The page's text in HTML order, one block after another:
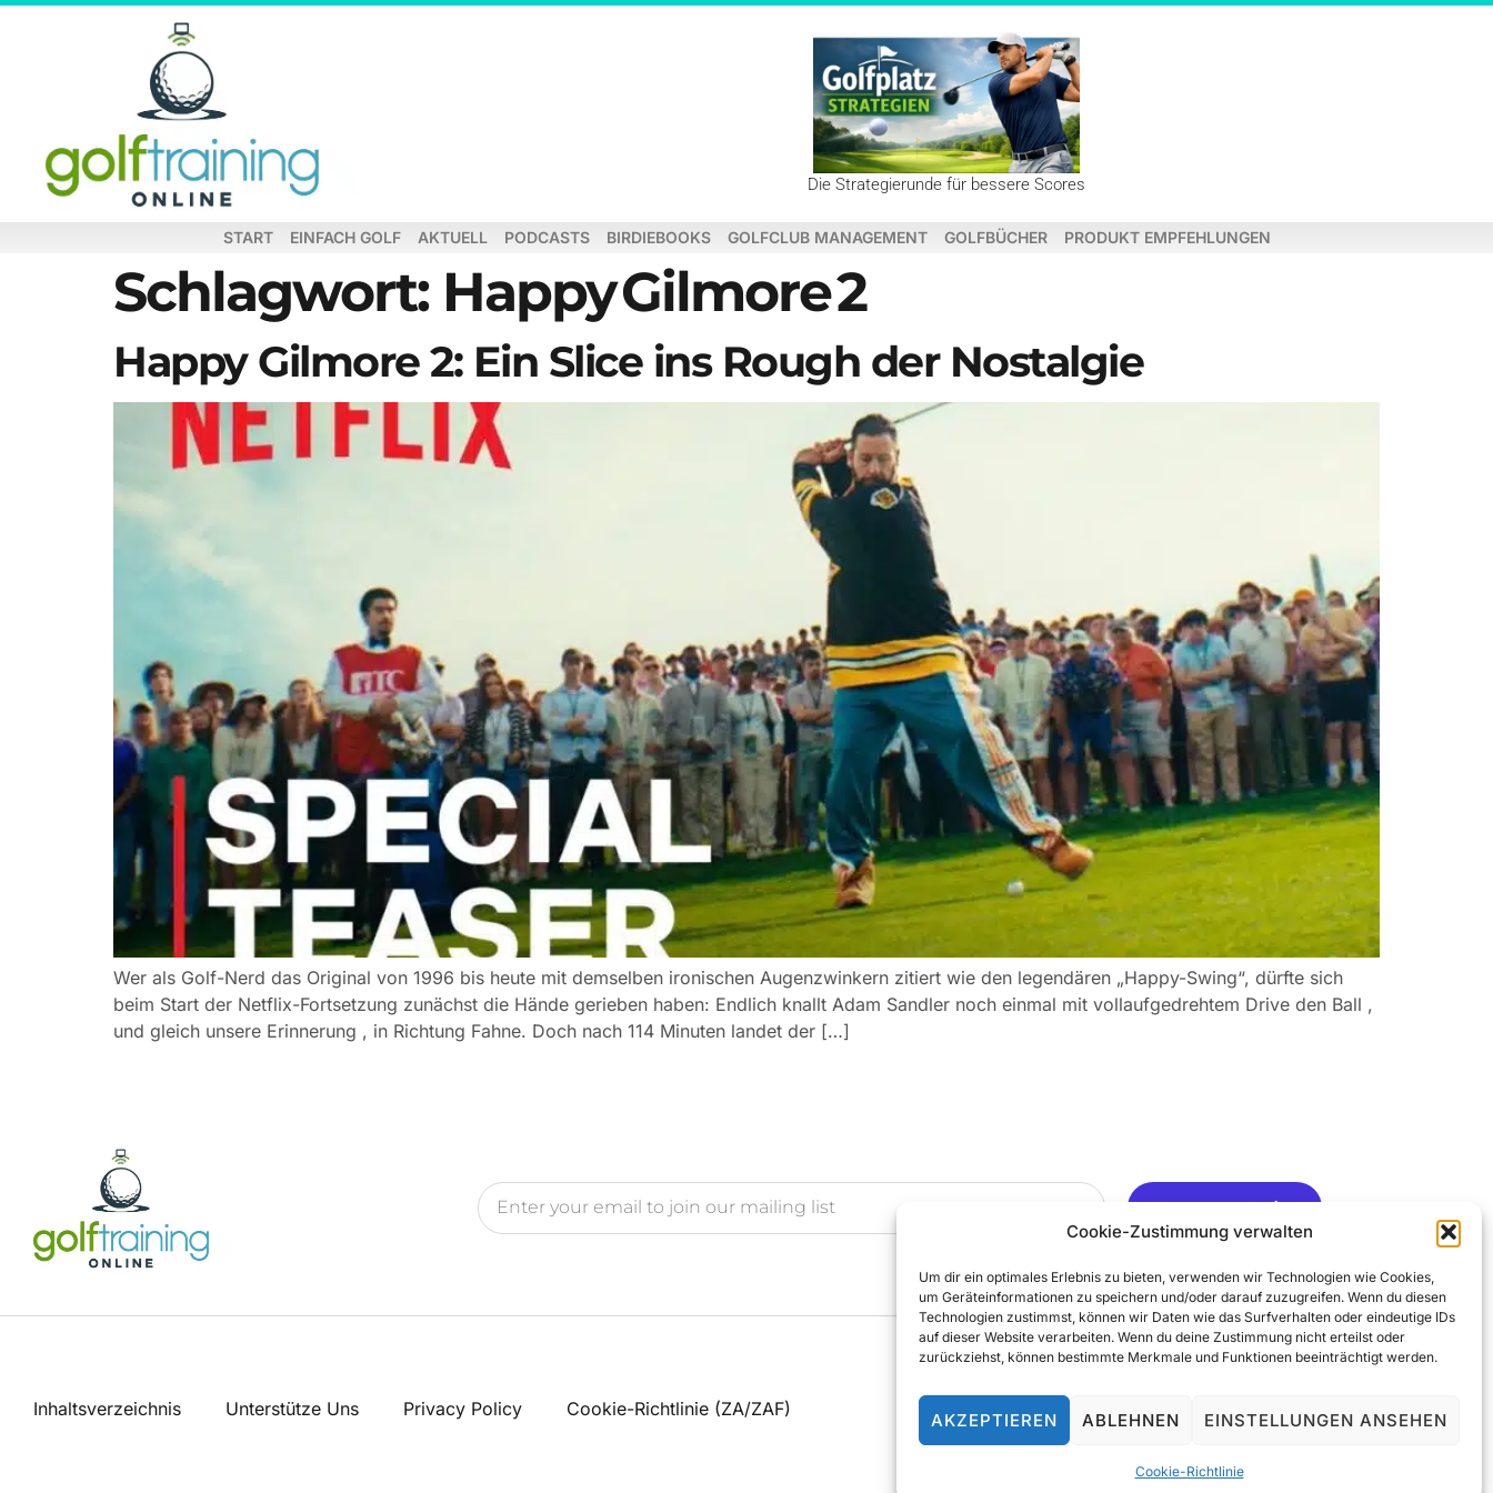
Cookie-Zustimmung verwalten
Um dir ein optimales Erlebnis zu bieten, verwenden wir Technologien wie Cookies,
um Geräteinformationen zu speichern und/oder darauf zuzugreifen. Wenn du diesen
Technologien zustimmst, können wir Daten wie das Surfverhalten oder eindeutige IDs
auf dieser Website verarbeiten. Wenn du deine Zustimmung nicht erteilst oder
zurückziehst, können bestimmte Merkmale und Funktionen beeinträchtigt werden.
AKZEPTIEREN ABLEHNEN EINSTELLUNGEN ANSEHEN
Cookie-Richtlinie
Die Strategierunde für bessere Scores
START EINFACH GOLF AKTUELL PODCASTS BIRDIEBOOKS GOLFCLUB MANAGEMENT GOLFBÜCHER PRODUKT EMPFEHLUNGEN
Schlagwort: Happy Gilmore 2
Happy Gilmore 2: Ein Slice ins Rough der Nostalgie
Wer als Golf-Nerd das Original von 1996 bis heute mit demselben ironischen Augenzwinkern zitiert wie den legendären „Happy-Swing“, dürfte sich
beim Start der Netflix-Fortsetzung zunächst die Hände gerieben haben: Endlich knallt Adam Sandler noch einmal mit vollaufgedrehtem Drive den Ball ,
und gleich unsere Erinnerung , in Richtung Fahne. Doch nach 114 Minuten landet der […]
Ja, Gerne ..
Inhaltsverzeichnis Unterstütze Uns Privacy Policy Cookie-Richtlinie (ZA/ZAF)
© 2025 All Rights Reserved